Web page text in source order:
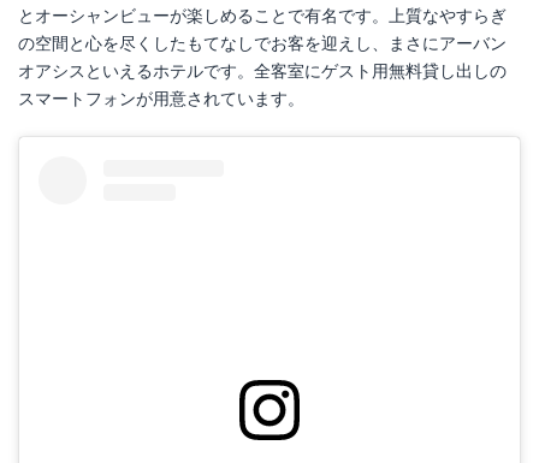
とオーシャンビューが楽しめることで有名です。上質なやすらぎ
の空間と心を尽くしたもてなしでお客を迎えし、まさにアーバン
オアシスといえるホテルです。全客室にゲスト用無料貸し出しの
スマートフォンが用意されています。